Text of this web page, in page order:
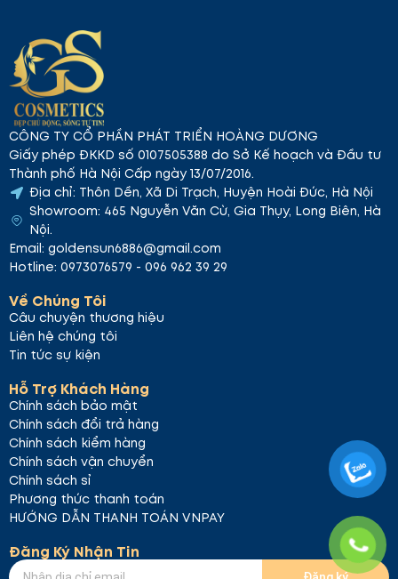
CÔNG TY CỔ PHẦN PHÁT TRIỂN HOÀNG DƯƠNG
Giấy phép ĐKKD số 0107505388 do Sở Kế hoạch và Đầu tư
Thành phố Hà Nội Cấp ngày 13/07/2016.
Địa chỉ: Thôn Dền, Xã Di Trạch, Huyện Hoài Đức, Hà Nội
Showroom: 465 Nguyễn Văn Cừ, Gia Thụy, Long Biên, Hà
Nội.
Email: goldensun6886@gmail.com
Hotline: 0973076579 - 096 962 39 29
Về Chúng Tôi
Câu chuyện thương hiệu
Liên hệ chúng tôi
Tin tức sự kiện
Hỗ Trợ Khách Hàng
Chính sách bảo mật
Chính sách đổi trả hàng
Chính sách kiểm hàng
Chính sách vận chuyển
Chính sách sỉ
Phương thức thanh toán
HƯỚNG DẪN THANH TOÁN VNPAY
Đăng Ký Nhận Tin